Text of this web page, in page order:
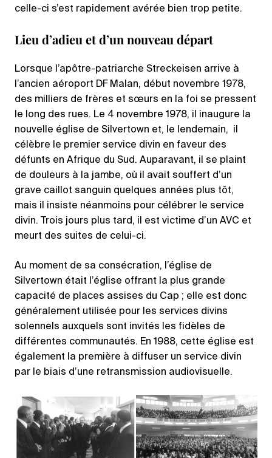
celle-ci s’est rapidement avérée bien trop petite.
Lieu d’adieu et d’un nouveau départ
Lorsque l’apôtre-patriarche Streckeisen arrive à
l’ancien aéroport DF Malan, début novembre 1978,
des milliers de frères et sœurs en la foi se pressent
le long des rues. Le 4 novembre 1978, il inaugure la
nouvelle église de Silvertown et, le lendemain, il
célèbre le premier service divin en faveur des
défunts en Afrique du Sud. Auparavant, il se plaint
de douleurs à la jambe, où il avait souffert d’un
grave caillot sanguin quelques années plus tôt,
mais il insiste néanmoins pour célébrer le service
divin. Trois jours plus tard, il est victime d’un AVC et
meurt des suites de celui-ci.
Au moment de sa consécration, l’église de
Silvertown était l’église offrant la plus grande
capacité de places assises du Cap ; elle est donc
généralement utilisée pour les services divins
solennels auxquels sont invités les fidèles de
différentes communautés. En 1988, cette église est
également la première à diffuser un service divin
par le biais d’une retransmission audiovisuelle.